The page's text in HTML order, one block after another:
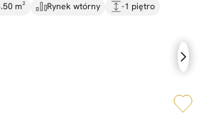
m² Rynek wtórny
-1 piętro